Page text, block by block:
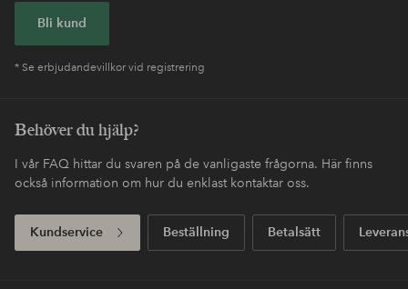
Bli kund
* Se erbjudandevillkor vid registrering
Behöver du hjälp?
I vår FAQ hittar du svaren på de vanligaste frågorna. Här finns
också information om hur du enklast kontaktar oss.
Kundservice Beställning Betalsätt